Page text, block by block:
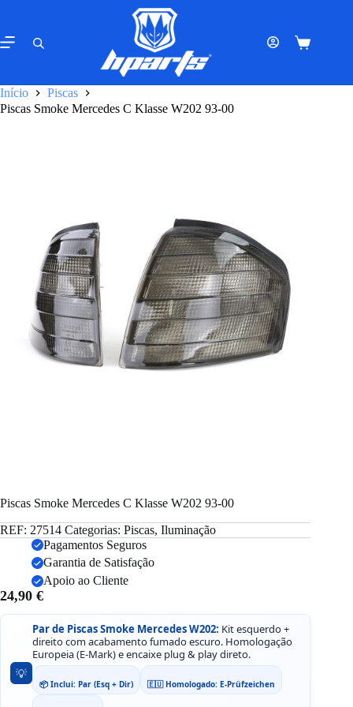
o
conteúdo
Carrinho
Início
Piscas
Piscas Smoke Mercedes C Klasse W202 93-00
Piscas Smoke Mercedes C Klasse W202 93-00
REF: 27514 Categorias: Piscas, Iluminação
Pagamentos Seguros
Garantia de Satisfação
Apoio ao Cliente
24,90 €
💡
Par de Piscas Smoke Mercedes W202: Kit esquerdo +
direito com acabamento fumado escuro. Homologação
Europeia (E-Mark) e encaixe plug & play direto.
📦 Inclui: Par (Esq + Dir) 🇪🇺 Homologado: E-Prüfzeichen